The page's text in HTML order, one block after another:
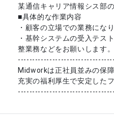
某通信キャリア情報シス部
■具体的な作業内容
・顧客の立場での業務になり
・基幹システムの受入テス
整業務などをお願いします。
Midworkは正社員並みの保障
充実の福利厚生で安定した